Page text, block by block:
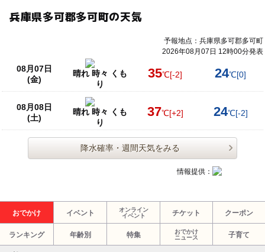
兵庫県多可郡多可町の天気
予報地点：兵庫県多可郡多可町
2026年08月07日 12時00分発表
08月07日
(金)
晴れ 時々 くも
り
35℃[-2] 24℃[0]
08月08日
(土)
晴れ 時々 くも
り
37℃[+2] 24℃[-2]
降水確率・週間天気をみる
情報提供：
おでかけ イベント
オンライン
イベント
チケット クーポン
ランキング 年齢別 特集
おでかけ
ニュース
子育て